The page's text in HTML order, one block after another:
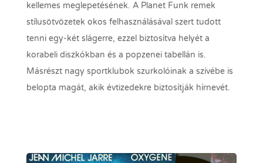
kellemes meglepetésének. A Planet Funk remek
stílusötvözetek okos felhasználásával szert tudott
tenni egy-két slágerre, ezzel biztosítva helyét a
korabeli diszkókban és a popzenei tabellán is.
Másrészt nagy sportklubok szurkolóinak a szívébe is
belopta magát, akik évtizedekre biztosítják hírnevét.